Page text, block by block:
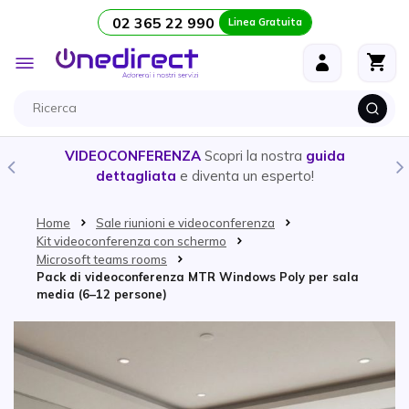
Salta al contenuto 02 365 22 990 Linea Gratuita
Toggle
Nav
VIDEOCONFERENZA Scopri la nostra guida
dettagliata e diventa un esperto!
Home
Sale riunioni e videoconferenza
Kit videoconferenza con schermo
Microsoft teams rooms
Pack di videoconferenza MTR Windows Poly per sala
media (6–12 persone)
Vai alla fine della galleria di immagini